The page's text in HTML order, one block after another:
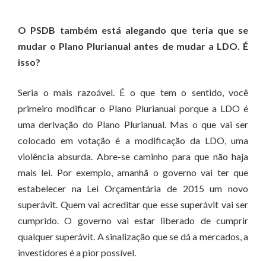
O PSDB também está alegando que teria que se
mudar o Plano Plurianual antes de mudar a LDO. É
isso?
Seria o mais razoável. É o que tem o sentido, você
primeiro modificar o Plano Plurianual porque a LDO é
uma derivação do Plano Plurianual. Mas o que vai ser
colocado em votação é a modificação da LDO, uma
violência absurda. Abre-se caminho para que não haja
mais lei. Por exemplo, amanhã o governo vai ter que
estabelecer na Lei Orçamentária de 2015 um novo
superávit. Quem vai acreditar que esse superávit vai ser
cumprido. O governo vai estar liberado de cumprir
qualquer superávit. A sinalização que se dá a mercados, a
investidores é a pior possível.